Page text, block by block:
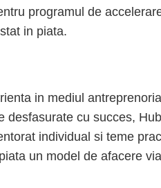
programul de
in piata.
in mediul
desfasurate cu succes,
individual si teme
un model de afacere